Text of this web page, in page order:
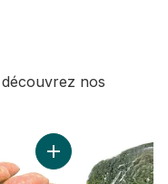
nos
œufs de calibre gros au
Ajouter Patates